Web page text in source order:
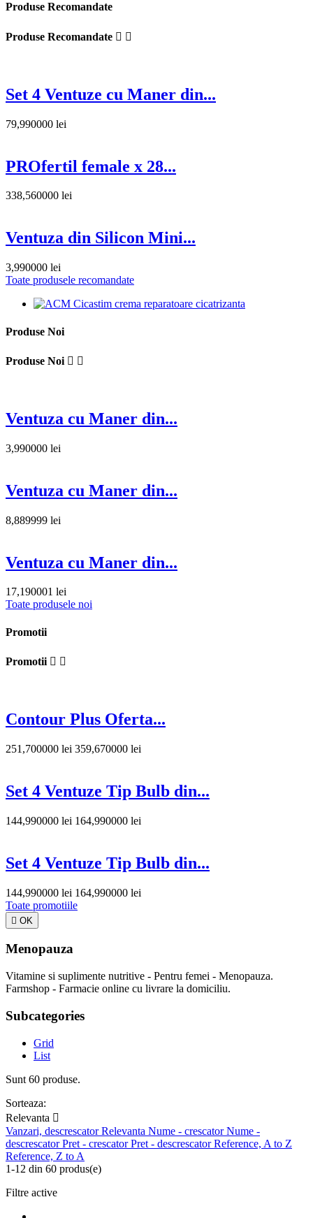
Produse Recomandate
Produse Recomandate  
Set 4 Ventuze cu Maner din...
79,990000 lei
PROfertil female x 28...
338,560000 lei
Ventuza din Silicon Mini...
3,990000 lei
Toate produsele recomandate
Produse Noi
Produse Noi  
Ventuza cu Maner din...
3,990000 lei
Ventuza cu Maner din...
8,889999 lei
Ventuza cu Maner din...
17,190001 lei
Toate produsele noi
Promotii
Promotii  
Contour Plus Oferta...
251,700000 lei 359,670000 lei
Set 4 Ventuze Tip Bulb din...
144,990000 lei 164,990000 lei
Set 4 Ventuze Tip Bulb din...
144,990000 lei 164,990000 lei
Toate promotiile
 OK
Menopauza
Vitamine si suplimente nutritive - Pentru femei - Menopauza.
Farmshop - Farmacie online cu livrare la domiciliu.
Subcategories
Grid
List
Sunt 60 produse.
Sorteaza:
Relevanta 
Vanzari, descrescatorRelevanta Nume - crescatorNume -
descrescatorPret - crescatorPret - descrescatorReference, A to Z
Reference, Z to A
1-12 din 60 produs(e)
Filtre active